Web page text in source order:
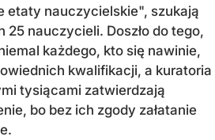
etaty nauczycielskie", szukają
25 nauczycieli. Doszło do tego,
każdego, kto się nawinie,
kwalifikacji, a kuratoria
tysiącami zatwierdzają
bo bez ich zgody załatanie